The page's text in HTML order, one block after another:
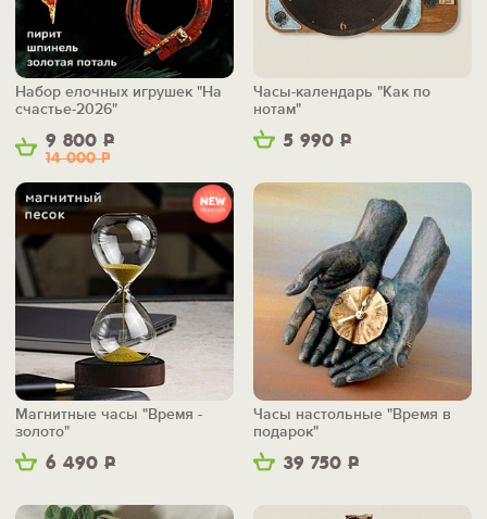
9 800 Р
14 000Р
Набор елочных игрушек "На
счастье-2026"
5 990 Р
Часы-календарь "Как по
нотам"
6 490 Р
Магнитные часы "Время -
золото"
39 750 Р
Часы настольные "Время в
подарок"